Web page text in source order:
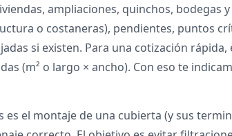
ampliaciones, quinchos, bodegas
o costaneras), pendientes, puntos
si existen. Para una cotización
(m² o largo × ancho). Con eso te
es el montaje de una cubierta (y sus